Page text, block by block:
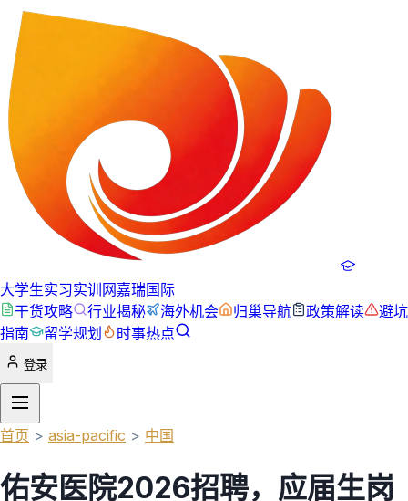
大学生实习实训网嘉瑞国际
干货攻略
行业揭秘 海外机会 归巢导航 政策解读
避坑
指南
留学规划 时事热点
登录
首页 > asia-pacific > 中国
佑安医院2026招聘，应届生岗